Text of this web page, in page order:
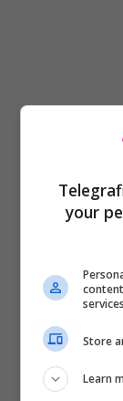
your
Store
Learn